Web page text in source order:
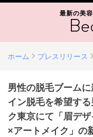
最新の美
ホーム プレスリリース
男性の脱毛ブーム
イン脱毛を希望す
ク東京にて「眉デ
×アートメイク」の